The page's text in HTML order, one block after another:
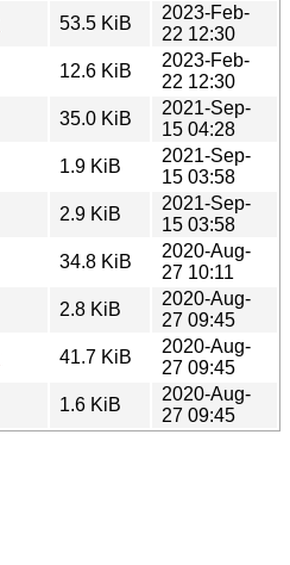
53.5 KiB
2023-Feb-
22 12:30
12.6 KiB
2023-Feb-
22 12:30
35.0 KiB
2021-Sep-
15 04:28
1.9 KiB
2021-Sep-
15 03:58
2.9 KiB
2021-Sep-
15 03:58
34.8 KiB
2020-Aug-
27 10:11
2.8 KiB
2020-Aug-
27 09:45
41.7 KiB
2020-Aug-
27 09:45
1.6 KiB
2020-Aug-
27 09:45